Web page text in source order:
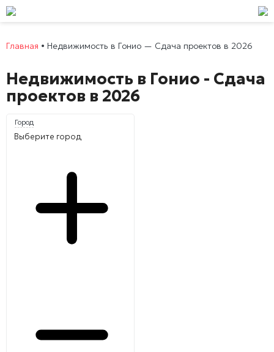
Главная • Недвижимость в Гонио — Сдача проектов в 2026
Недвижимость в Гонио - Сдача
проектов в 2026
Город
Выберите город